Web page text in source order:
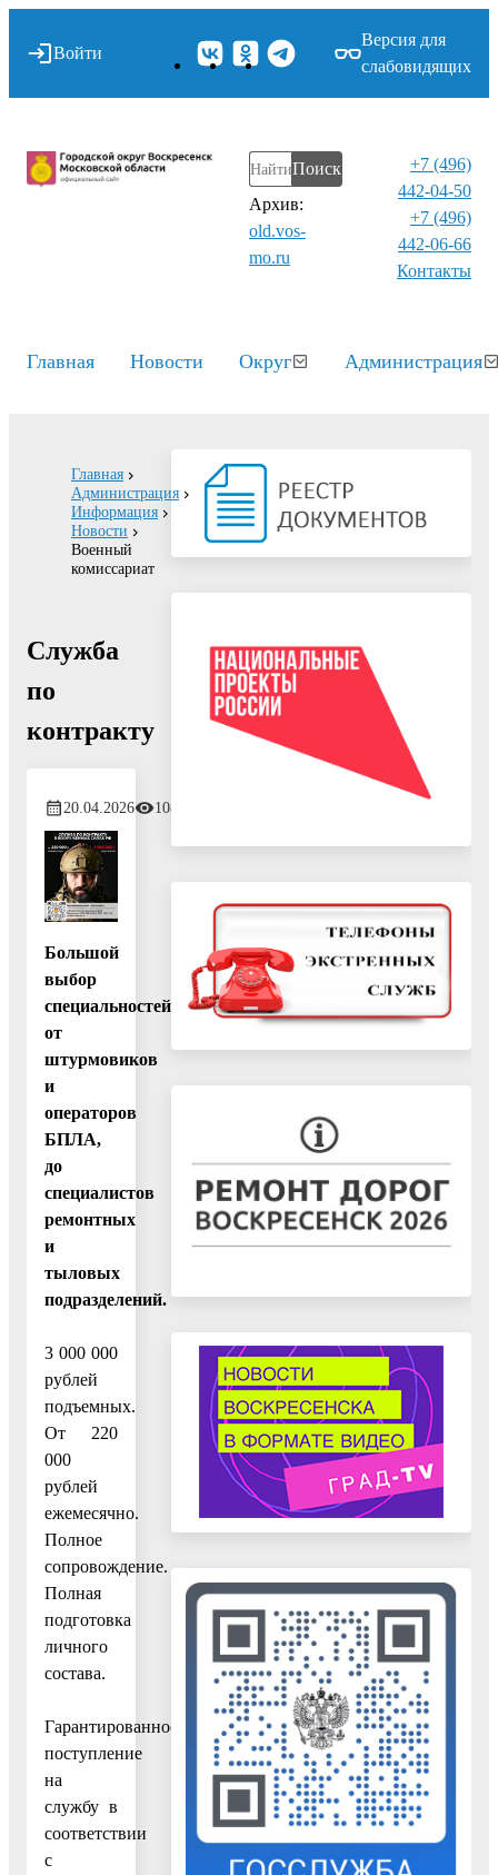
Войти
Версия для
слабовидящих
Поиск
Архив:
old.vos-
mo.ru
+7 (496)
442-04-50
+7 (496)
442-06-66
Контакты⁠
Главная Новости Округ Администрация
Главная
Администрация
Информация
Новости
Военный
комиссариат
Служба
по
контракту
20.04.2026 108
Большой
выбор
специальностей:
от
штурмовиков
и
операторов
БПЛА,
до
специалистов
ремонтных
и
тыловых
подразделений.
3 000 000
рублей
подъемных.
От 220
000
рублей
ежемесячно.
Полное
сопровождение.
Полная
подготовка
личного
состава.
Гарантированное
поступление
на
службу в
соответствии
с